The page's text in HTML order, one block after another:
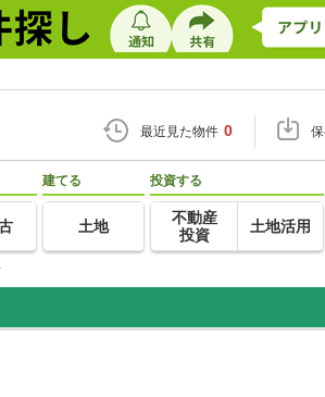
最近見た物件 0
建てる
土地
投資する
不動産
投資
土地活用